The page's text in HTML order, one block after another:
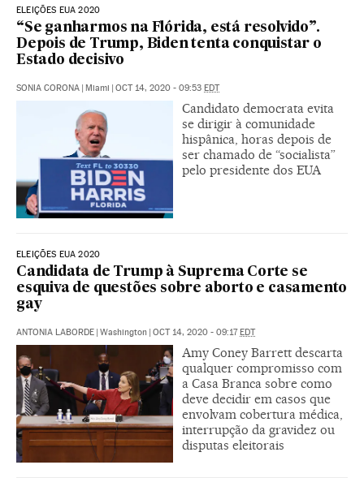
ELEIÇÕES EUA 2020
“Se ganharmos na Flórida, está resolvido”.
Depois de Trump, Biden tenta conquistar o
Estado decisivo
SONIA CORONA | Miami | OCT 14, 2020 - 09:53 EDT
Candidato democrata evita
se dirigir à comunidade
hispânica, horas depois de
ser chamado de “socialista”
pelo presidente dos EUA
ELEIÇÕES EUA 2020
Candidata de Trump à Suprema Corte se
esquiva de questões sobre aborto e casamento
gay
ANTONIA LABORDE | Washington | OCT 14, 2020 - 09:17EDT
Amy Coney Barrett descarta
qualquer compromisso com
a Casa Branca sobre como
deve decidir em casos que
envolvam cobertura médica,
interrupção da gravidez ou
disputas eleitorais